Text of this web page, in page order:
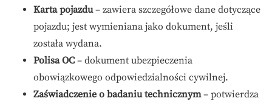
Karta pojazdu– zawiera szczegółowe dane dotyczące
pojazdu; jest wymieniana jako dokument, jeśli
została wydana.
Polisa OC – dokument ubezpieczenia
obowiązkowego odpowiedzialności cywilnej.
Zaświadczenie o badaniu technicznym– potwierdza